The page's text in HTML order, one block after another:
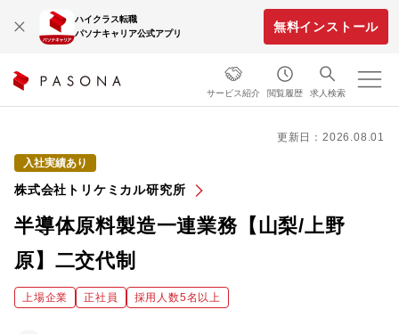
ハイクラス転職
パソナキャリア公式アプリ
無料インストール
サービス紹介 閲覧履歴 求人検索
更新日：2026.08.01
入社実績あり
株式会社トリケミカル研究所
半導体原料製造一連業務【山梨/上野
原】二交代制
上場企業 正社員 採用人数5名以上